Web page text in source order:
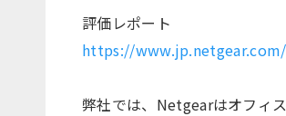
評価レポート
https://
弊社では、Netgearはオフィ